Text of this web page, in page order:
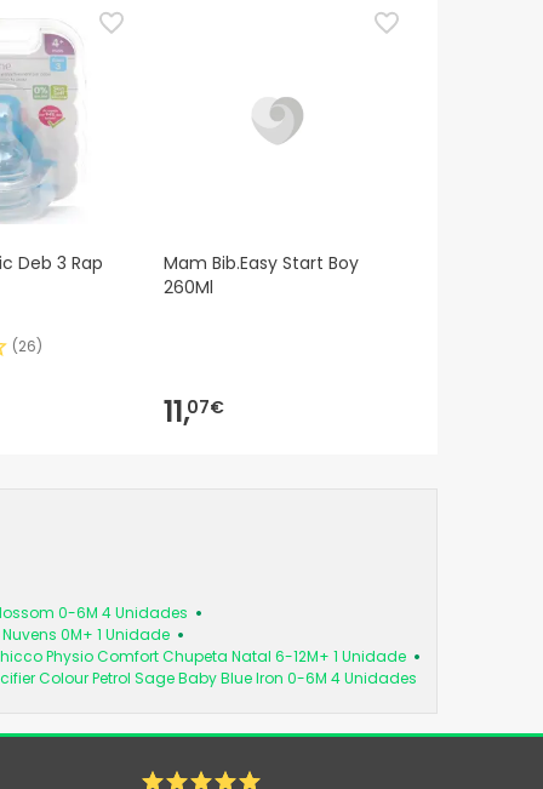
Deb 3 Rap
(26)
Mam Bib.Easy Start Boy
260Ml
11,07€
0-6M 4 Unidades
0M+ 1 Unidade
Physio Comfort Chupeta Natal 6-12M+ 1 Unidade
Colour Petrol Sage Baby Blue Iron 0-6M 4 Unidades